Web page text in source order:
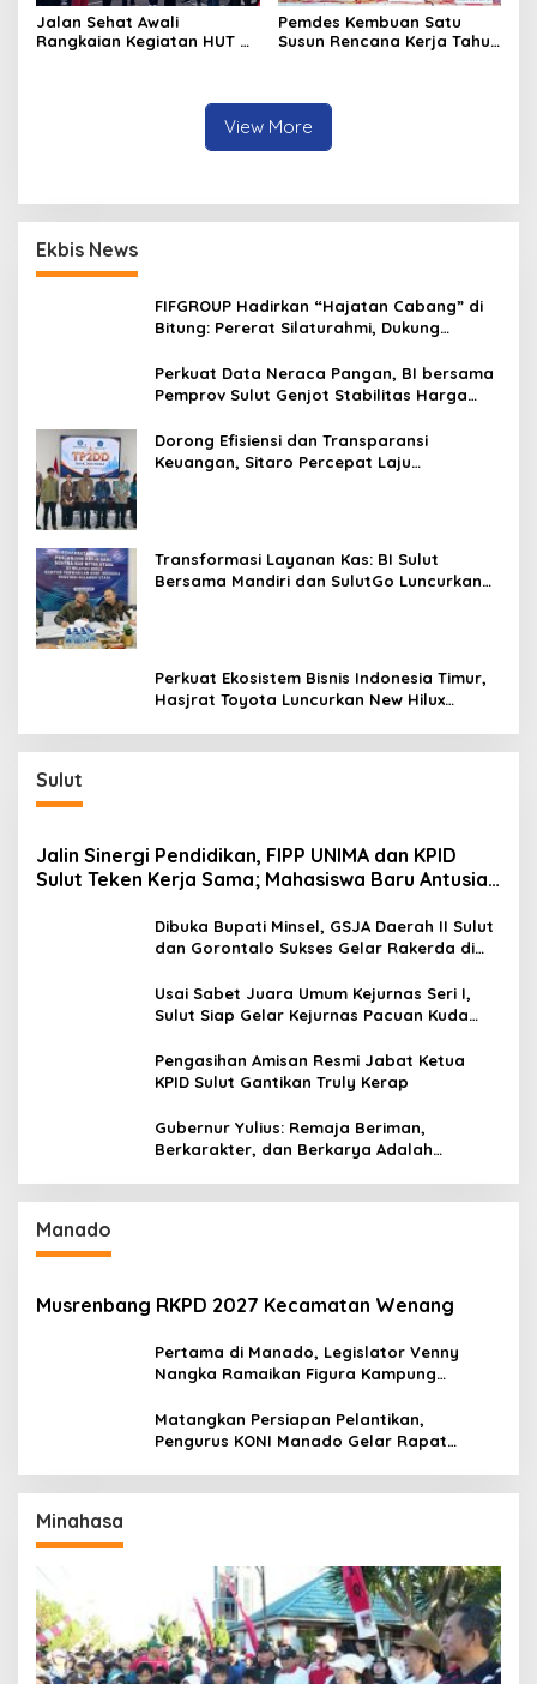
Jalan Sehat Awali
Rangkaian Kegiatan HUT RI
Pemdes Kembuan Satu
Susun Rencana Kerja Tahun
View More
Ekbis News
FIFGROUP Hadirkan “Hajatan Cabang” di
Bitung: Pererat Silaturahmi, Dukung
Promo Khusus
Perkuat Data Neraca Pangan, BI bersama
Pemprov Sulut Genjot Stabilitas Harga
Dorong Efisiensi dan Transparansi
Keuangan, Sitaro Percepat Laju
Transformasi Layanan Kas: BI Sulut
Bersama Mandiri dan SulutGo Luncurkan
Perkuat Ekosistem Bisnis Indonesia Timur,
Hasjrat Toyota Luncurkan New Hilux
Sulut
Jalin Sinergi Pendidikan, FIPP UNIMA dan KPID
Sulut Teken Kerja Sama; Mahasiswa Baru Antusias
Dibuka Bupati Minsel, GSJA Daerah II Sulut
dan Gorontalo Sukses Gelar Rakerda di
Usai Sabet Juara Umum Kejurnas Seri I,
Sulut Siap Gelar Kejurnas Pacuan Kuda
Pengasihan Amisan Resmi Jabat Ketua
KPID Sulut Gantikan Truly Kerap
Gubernur Yulius: Remaja Beriman,
Berkarakter, dan Berkarya Adalah
Manado
Musrenbang RKPD 2027 Kecamatan Wenang
Pertama di Manado, Legislator Venny
Nangka Ramaikan Figura Kampung
Matangkan Persiapan Pelantikan,
Pengurus KONI Manado Gelar Rapat
Minahasa